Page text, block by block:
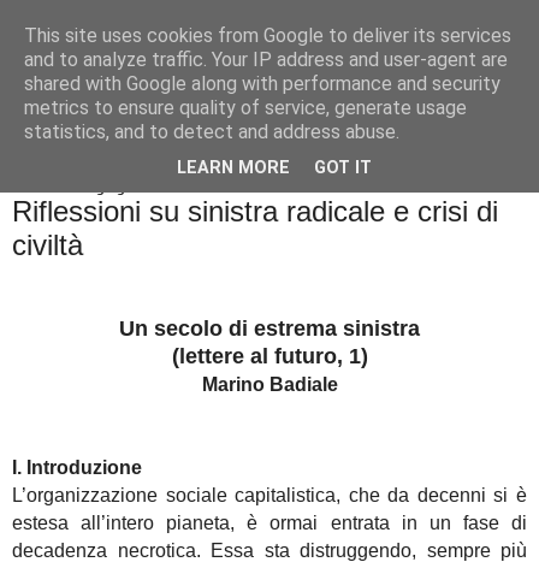
Badiale & Tringali
Riflessioni su sinistra radicale e crisi di
civiltà
Un secolo di estrema sinistra
(lettere al futuro, 1)
Marino Badiale
I. Introduzione
L’organizzazione sociale capitalistica, che da decenni si è
estesa all’intero pianeta, è ormai entrata in un fase di
decadenza necrotica. Essa sta distruggendo, sempre più
This site uses cookies from Google to deliver its services
and to analyze traffic. Your IP address and user-agent are
shared with Google along with performance and security
metrics to ensure quality of service, generate usage
statistics, and to detect and address abuse.
LEARN MORE GOT IT